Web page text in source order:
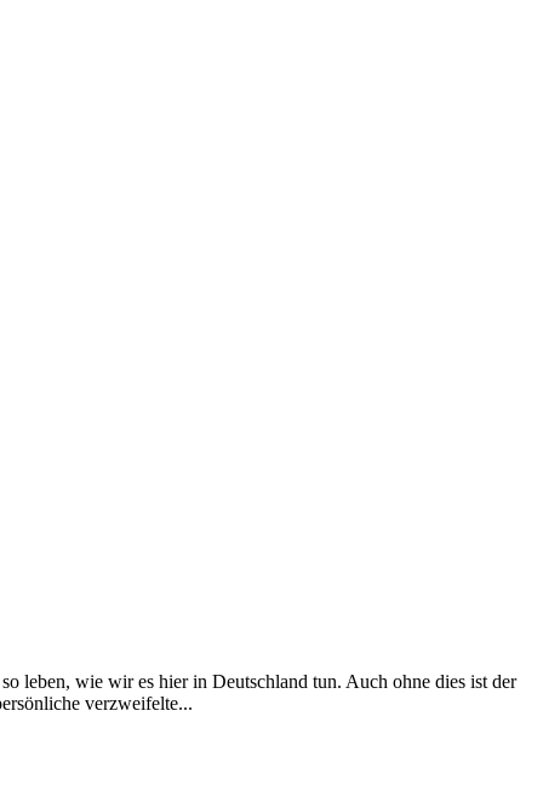
leben, wie wir es hier in Deutschland tun. Auch ohne dies ist der
verzweifelte...